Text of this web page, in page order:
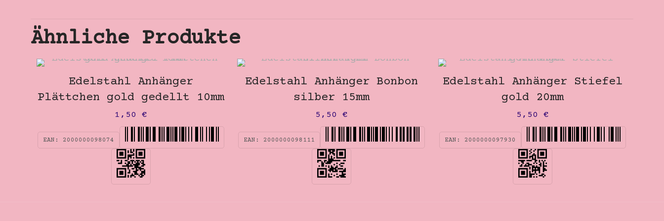
Ähnliche Produkte
Edelstahl Anhänger
Plättchen gold gedellt 10mm
1,50€
EAN: 2000000098074
Edelstahl Anhänger Bonbon
silber 15mm
5,50€
EAN: 2000000098111
Edelstahl Anhänger Stiefel
gold 20mm
5,50 €
EAN: 2000000097930